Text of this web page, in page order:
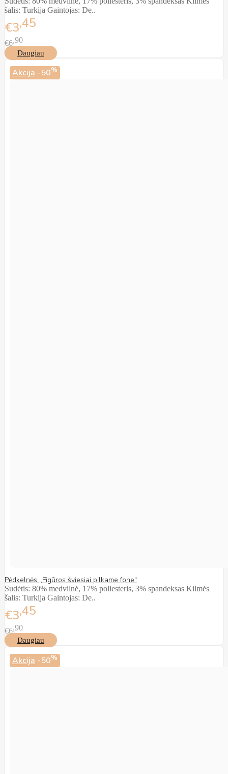
šalis: Turkija Gaintojas: De..
€345
€6 90
Daugiau
Akcija -50%
Pėdkelnės ,,Figūros šviesiai pilkame fone"
Sudėtis: 80% medvilnė, 17% poliesteris, 3% spandeksas Kilmės
šalis: Turkija Gaintojas: De..
€345
€6 90
Daugiau
Akcija -50%